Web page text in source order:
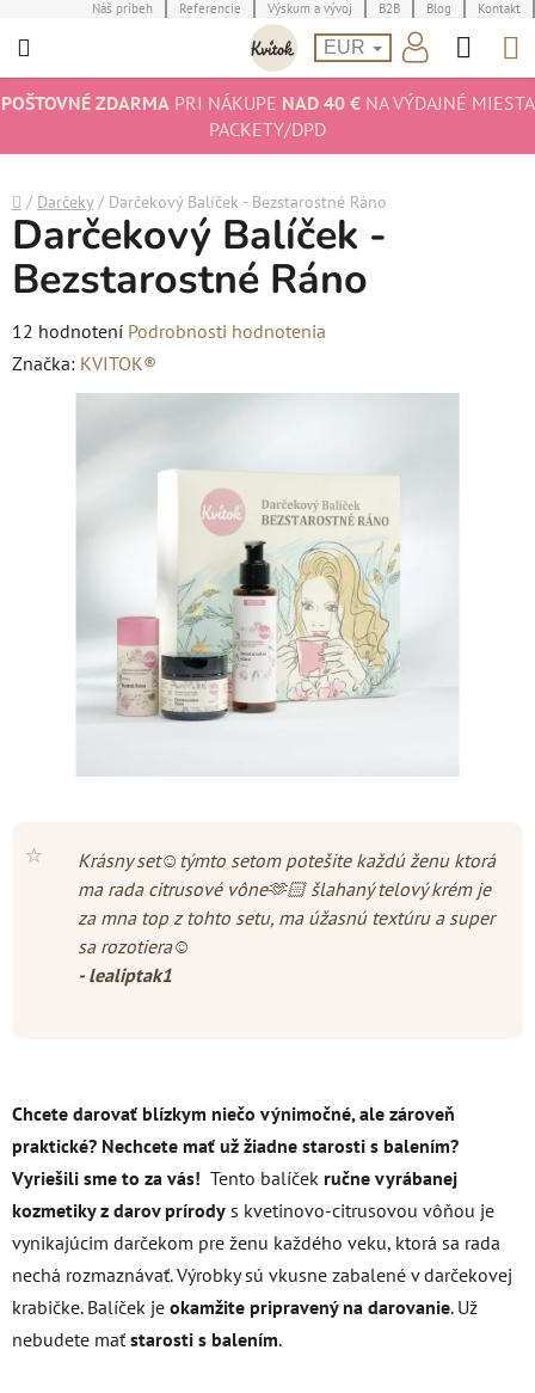
na
Náš príbeh Referencie Výskum a vývoj B2B Blog Kontakt
EUR
POŠTOVNÉ ZDARMAPRI NÁKUPE NAD 40 €NA VÝDAJNÉ MIESTA
PACKETY/DPD
Domov
/ Darčeky / Darčekový Balíček - Bezstarostné Ráno
⭐
Krásny set☺️týmto setom potešite každú ženu ktorá
ma rada citrusové vône🫶🏻 šlahaný telový krém je
za mna top z tohto setu, ma úžasnú textúru a super
sa rozotiera☺️
- lealiptak1
Chcete darovať blízkym niečo výnimočné, ale zároveň
praktické? Nechcete mať už žiadne starosti s balením?
Vyriešili sme to za vás! Tento balíček ručne vyrábanej
kozmetiky z darov prírody s kvetinovo-citrusovou vôňou je
vynikajúcim darčekom pre ženu každého veku, ktorá sa rada
nechá rozmaznávať. Výrobky sú vkusne zabalené v darčekovej
krabičke. Balíček je okamžite pripravený na darovanie. Už
nebudete maťstarosti s balením.
Darčekový Balíček -
Bezstarostné Ráno
Priemerné
hodnotenie
produktu
12 hodnotení Podrobnosti hodnotenia
Značka: KVITOK®